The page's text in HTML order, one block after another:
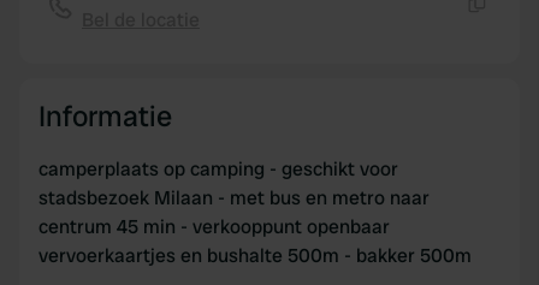
may combine it with other information that you’ve
of their services.
Informatie
camperplaats op camping - geschikt voor
stadsbezoek Milaan - met bus en metro naar
centrum 45 min - verkooppunt openbaar
vervoerkaartjes en bushalte 500m - bakker 500m